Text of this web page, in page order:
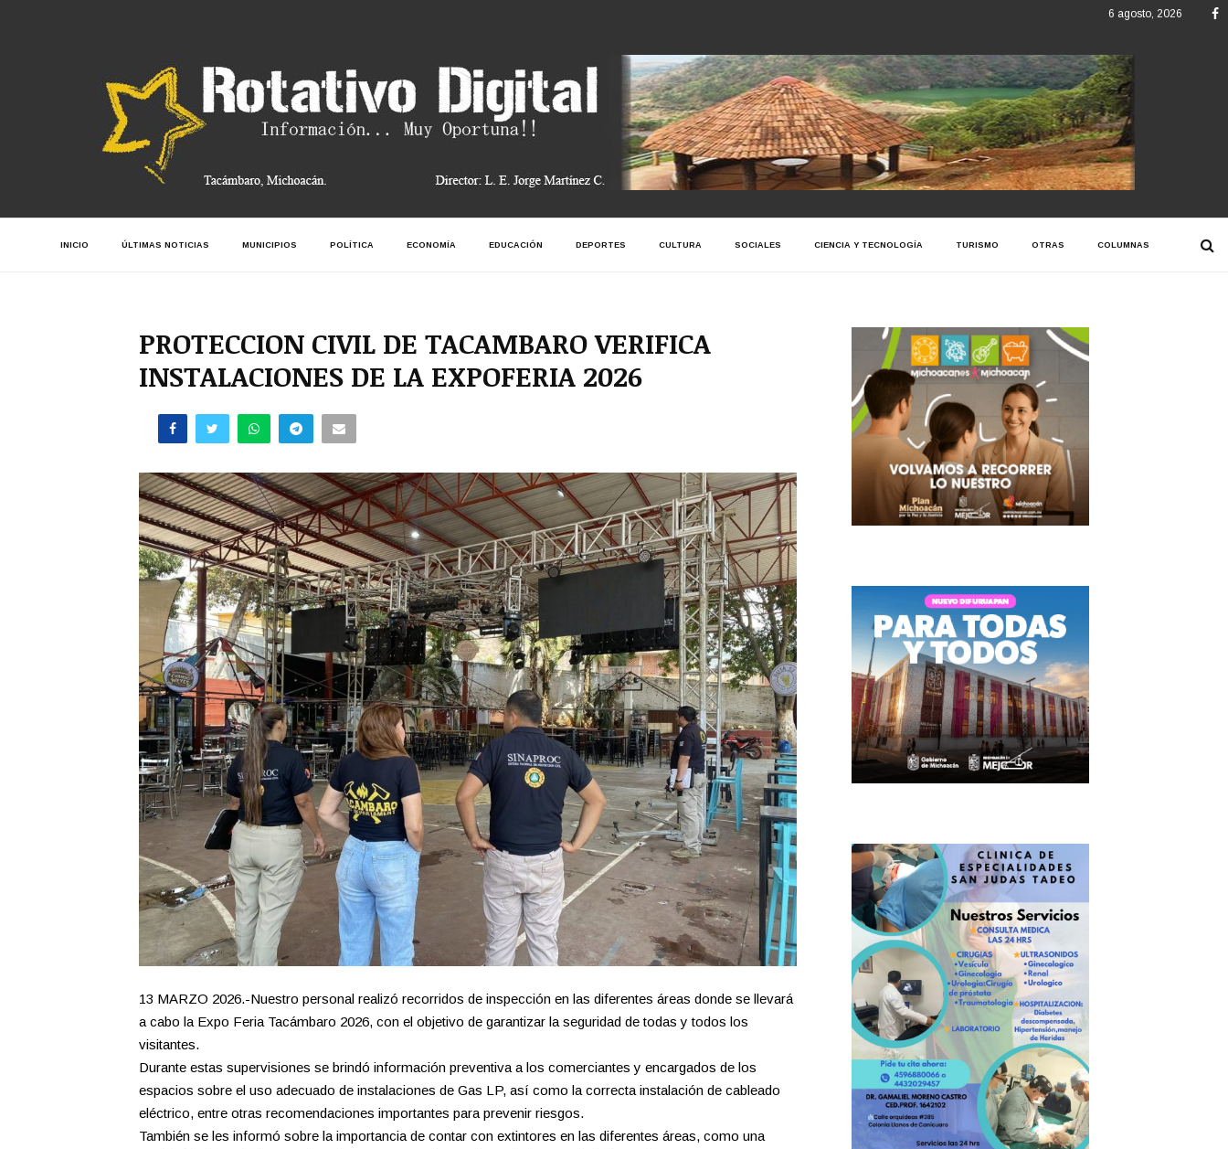
6 agosto, 2026
INICIO ÚLTIMAS NOTICIAS MUNICIPIOS POLÍTICA ECONOMÍA EDUCACIÓN DEPORTES CULTURA SOCIALES CIENCIA Y TECNOLOGÍA TURISMO OTRAS COLUMNAS
PROTECCION CIVIL DE TACAMBARO VERIFICA
INSTALACIONES DE LA EXPOFERIA 2026
13 MARZO 2026.-Nuestro personal realizó recorridos de inspección en las diferentes áreas donde se llevará
a cabo la Expo Feria Tacámbaro 2026, con el objetivo de garantizar la seguridad de todas y todos los
visitantes.
Durante estas supervisiones se brindó información preventiva a los comerciantes y encargados de los
espacios sobre el uso adecuado de instalaciones de Gas LP, así como la correcta instalación de cableado
eléctrico, entre otras recomendaciones importantes para prevenir riesgos.
También se les informó sobre la importancia de contar con extintores en las diferentes áreas, como una